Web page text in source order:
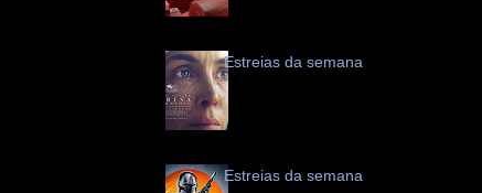
Estreias da semana
Estreias da semana